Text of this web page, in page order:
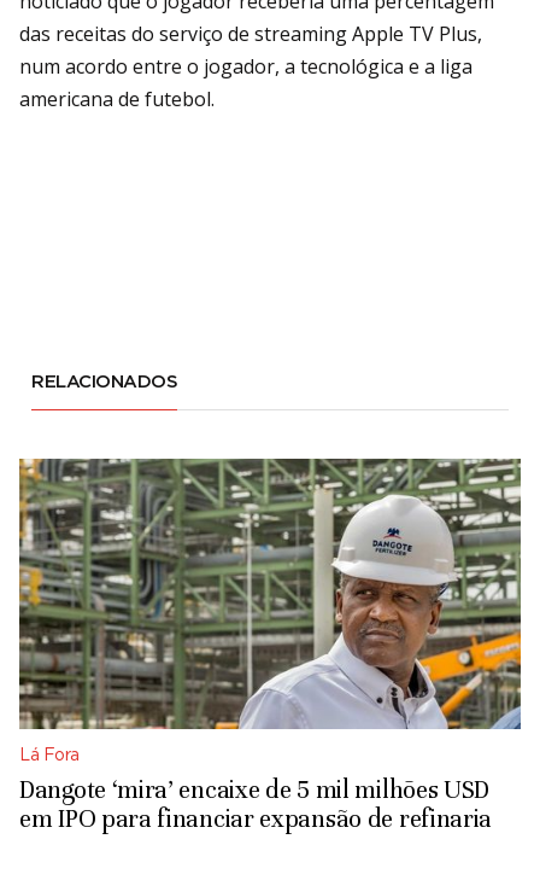
das receitas do serviço de streaming Apple TV Plus,
num acordo entre o jogador, a tecnológica e a liga
americana de futebol.
RELACIONADOS
Lá Fora
Dangote ‘mira’ encaixe de 5 mil milhões USD
em IPO para financiar expansão de refinaria